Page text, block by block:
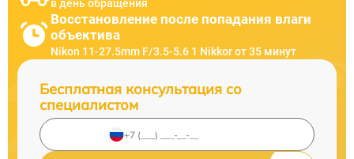
в день обращения
Восстановление после попадания влаги
объектива
Nikon 11-27.5mm F/3.5-5.6 1 Nikkor от 35 минут
Бесплатная консультация со
специалистом